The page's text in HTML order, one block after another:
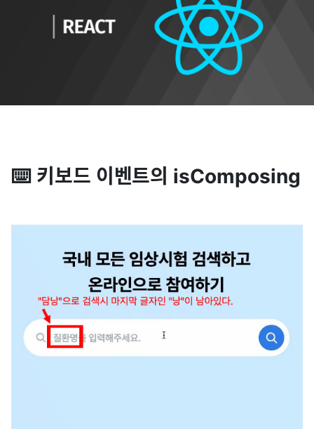
⌨️ 키보드 이벤트의 isComposing